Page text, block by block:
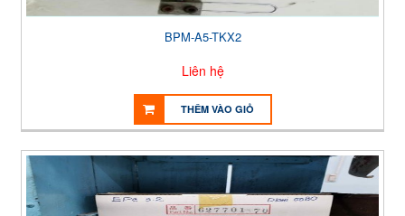
BPM-A5-TKX2
Liên hệ
THÊM VÀO GIỎ